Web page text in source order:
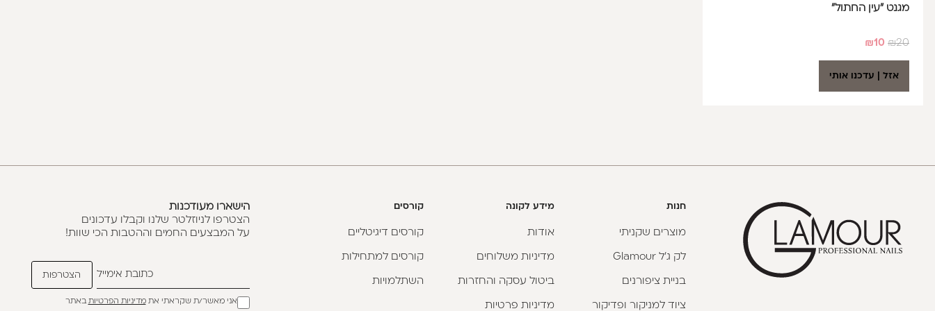
מגנט "עין החתול"
₪20
₪10
אזל | עדכנו אותי
חנות
מוצרים שקניתי
לק ג'ל Glamour
בניית ציפורנים
ציוד למניקור ופדיקור
מידע לקונה
אודות
מדיניות משלוחים
ביטול עסקה והחזרות
מדיניות פרטיות
קורסים
קורסים דיגיטליים
קורסים למתחילות
השתלמויות
הישארו מעודכנות
הצטרפו לניוזלטר שלנו וקבלו עדכונים
על המבצעים החמים וההטבות הכי שוות!
אני מאשר/ת שקראתי אתמדיניות הפרטיותבאתר